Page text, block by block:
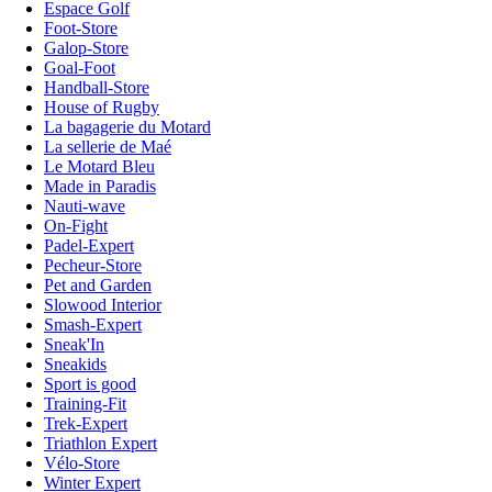
Espace Golf
Foot-Store
Galop-Store
Goal-Foot
Handball-Store
House of Rugby
La bagagerie du Motard
La sellerie de Maé
Le Motard Bleu
Made in Paradis
Nauti-wave
On-Fight
Padel-Expert
Pecheur-Store
Pet and Garden
Slowood Interior
Smash-Expert
Sneak'In
Sneakids
Sport is good
Training-Fit
Trek-Expert
Triathlon Expert
Vélo-Store
Winter Expert